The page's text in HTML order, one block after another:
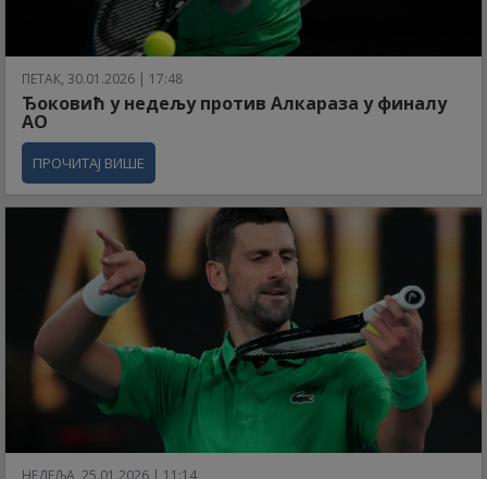
ПЕТАК, 30.01.2026 | 17:48
Ђоковић у недељу против Алкараза у финалу
АО
ПРОЧИТАЈ ВИШЕ
НЕДЕЉА, 25.01.2026 | 11:14